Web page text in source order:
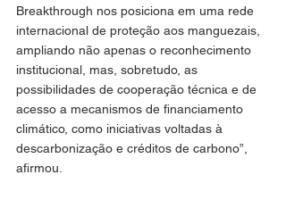
Breakthrough nos posiciona em uma rede
internacional de proteção aos manguezais,
ampliando não apenas o reconhecimento
institucional, mas, sobretudo, as
possibilidades de cooperação técnica e de
acesso a mecanismos de financiamento
climático, como iniciativas voltadas à
descarbonização e créditos de carbono”,
afirmou.